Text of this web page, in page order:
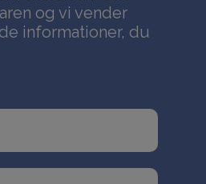
og vi vender
informationer, du